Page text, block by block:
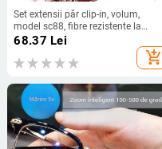
Set extensii păr clip-in, volum,
model sc88, fibre rezistente la
temperatură înaltă, lungime șuviță
68.37 Lei
add_shopping_cart